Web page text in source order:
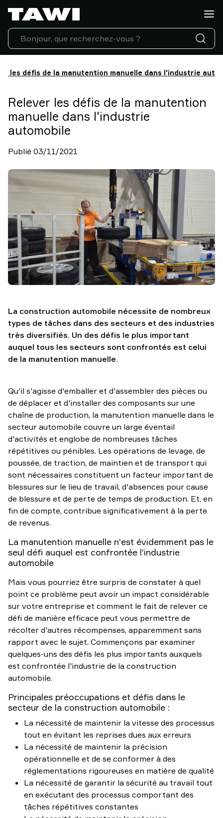
les défis de la manutention manuelle dans l'industrie
Relever les défis de la manutention
manuelle dans l'industrie
automobile
Publié 03/11/2021
La construction automobile nécessite de nombreux
types de tâches dans des secteurs et des industries
très diversifiés. Un des défis le plus important
auquel tous les secteurs sont confrontés est celui
de la manutention manuelle.
Qu'il s'agisse d'emballer et d'assembler des pièces ou
de déplacer et d'installer des composants sur une
chaîne de production, la manutention manuelle dans le
secteur automobile couvre un large éventail
d'activités et englobe de nombreuses tâches
répétitives ou pénibles. Les opérations de levage, de
poussée, de traction, de maintien et de transport qui
sont nécessaires constituent un facteur important de
blessures sur le lieu de travail, d'absences pour cause
de blessure et de perte de temps de production. Et, en
fin de compte, contribue significativement à la perte
de revenus.
La manutention manuelle n'est évidemment pas le
seul défi auquel est confrontée l'industrie
automobile
Mais vous pourriez être surpris de constater à quel
point ce problème peut avoir un impact considérable
sur votre entreprise et comment le fait de relever ce
défi de manière efficace peut vous permettre de
récolter d'autres récompenses, apparemment sans
rapport avec le sujet. Commençons par examiner
quelques-uns des défis les plus importants auxquels
est confrontée l'industrie de la construction
automobile.
Principales préoccupations et défis dans le
secteur de la construction automobile :
La nécessité de maintenir la vitesse des processus
tout en évitant les reprises dues aux erreurs
La nécessité de maintenir la précision
opérationnelle et de se conformer à des
réglementations rigoureuses en matière de qualité
La nécessité de garantir la sécurité au travail tout
en exécutant des processus comportant des
tâches répétitives constantes
Quelle
charge
manipulez-
vous
?
Industries
Service
Après-
Vente
&
Références
Clients
Actualités
Pourquoi
TAWI